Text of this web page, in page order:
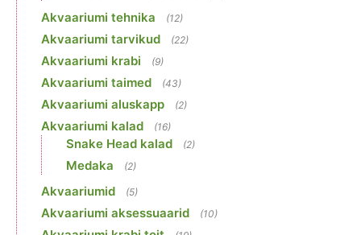
Akvaariumi tehnika (12)
Akvaariumi tarvikud (22)
Akvaariumi krabi (9)
Akvaariumi taimed (43)
Akvaariumi aluskapp (2)
Akvaariumi kalad (16)
Snake Head kalad (2)
Medaka (2)
Akvaariumid (5)
Akvaariumi aksessuaarid (10)